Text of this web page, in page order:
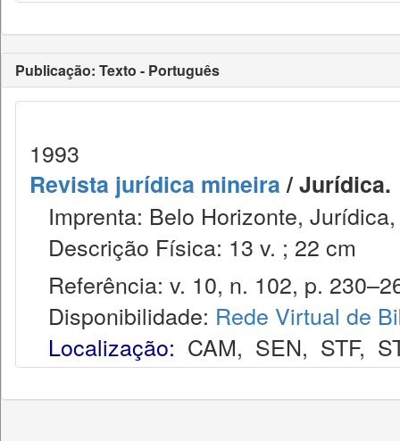
Publicação: Texto - Português
1993
Revista jurídica mineira/ Jurídica.
Imprenta: Belo Horizonte,
Descrição Física: 13 v. ; 22 cm
Referência: v. 10, n. 102, p.
Disponibilidade: Rede Virtual de
Localização: CAM, SEN, STF,